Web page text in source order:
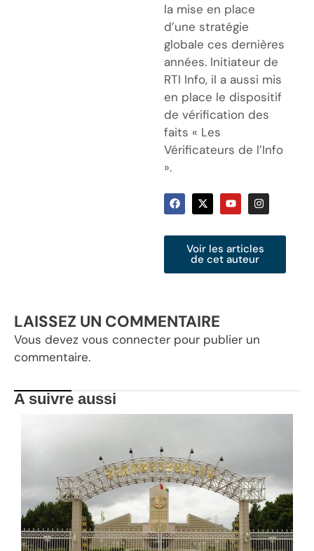
la mise en place
d’une stratégie
globale ces dernières
années. Initiateur de
RTI Info, il a aussi mis
en place le dispositif
de vérification des
faits « Les
Vérificateurs de l’Info
».
Voir les articles
de cet auteur
LAISSEZ UN COMMENTAIRE
Vous devez vous connecter pour publier un
commentaire.
A suivre aussi